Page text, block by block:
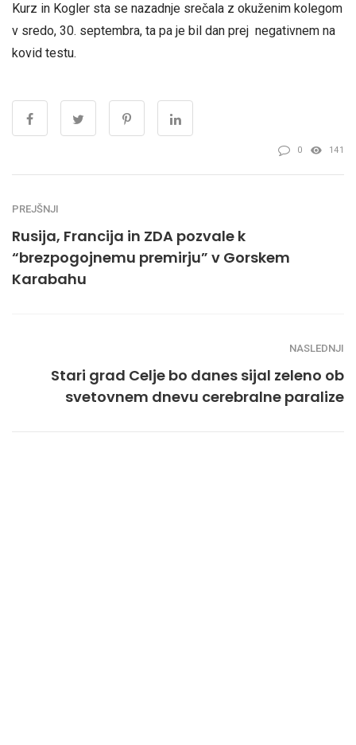
Kurz in Kogler sta se nazadnje srečala z okuženim kolegom
v sredo, 30. septembra, ta pa je bil dan prej negativnem na
kovid testu.
0 141
PREJŠNJI
Rusija, Francija in ZDA pozvale k
“brezpogojnemu premirju” v Gorskem
Karabahu
NASLEDNJI
Stari grad Celje bo danes sijal zeleno ob
svetovnem dnevu cerebralne paralize